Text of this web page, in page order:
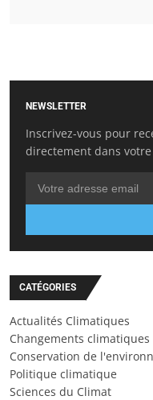
NEWSLETTER
Inscrivez-vous pour
directement dans
CATÉGORIES
Actualités Climatiques
Changements climatiques
Conservation de
Politique climatique
Sciences du Climat